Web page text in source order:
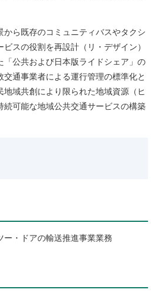
ら既存のコミュニティバスやタクシ
スの役割を再設計（リ・デザイン）
「公共および日本版ライドシェア」の
通事業者による運行管理の標準化と
域共創により限られた地域資源（ヒ
続可能な地域公共交通サービスの構築
・ドアの輸送推進事業業務